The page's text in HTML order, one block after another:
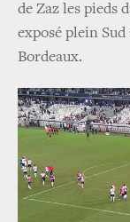
de Zaz les pieds
exposé plein
Bordeaux.